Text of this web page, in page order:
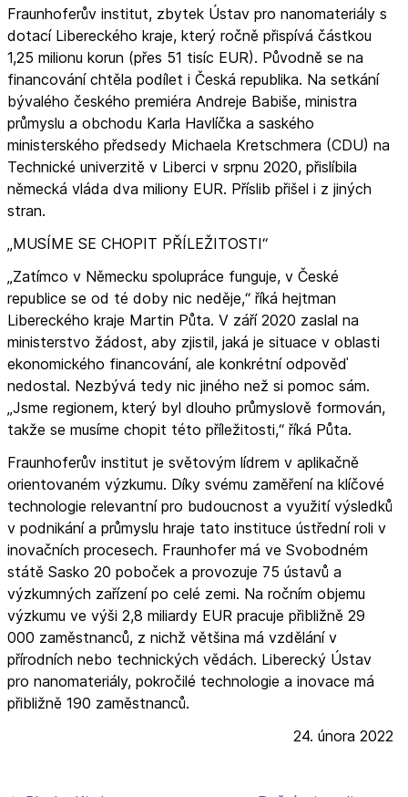
Fraunhoferův institut, zbytek Ústav pro nanomateriály s
dotací Libereckého kraje, který ročně přispívá částkou
1,25 milionu korun (přes 51 tisíc EUR). Původně se na
financování chtěla podílet i Česká republika. Na setkání
bývalého českého premiéra Andreje Babiše, ministra
průmyslu a obchodu Karla Havlíčka a saského
ministerského předsedy Michaela Kretschmera (CDU) na
Technické univerzitě v Liberci v srpnu 2020, přislíbila
německá vláda dva miliony EUR. Příslib přišel i z jiných
stran.
„MUSÍME SE CHOPIT PŘÍLEŽITOSTI“
„Zatímco v Německu spolupráce funguje, v České
republice se od té doby nic neděje,“ říká hejtman
Libereckého kraje Martin Půta. V září 2020 zaslal na
ministerstvo žádost, aby zjistil, jaká je situace v oblasti
ekonomického financování, ale konkrétní odpověď
nedostal. Nezbývá tedy nic jiného než si pomoc sám.
„Jsme regionem, který byl dlouho průmyslově formován,
takže se musíme chopit této příležitosti,“ říká Půta.
Fraunhoferův institut je světovým lídrem v aplikačně
orientovaném výzkumu. Díky svému zaměření na klíčové
technologie relevantní pro budoucnost a využití výsledků
v podnikání a průmyslu hraje tato instituce ústřední roli v
inovačních procesech. Fraunhofer má ve Svobodném
státě Sasko 20 poboček a provozuje 75 ústavů a
výzkumných zařízení po celé zemi. Na ročním objemu
výzkumu ve výši 2,8 miliardy EUR pracuje přibližně 29
000 zaměstnanců, z nichž většina má vzdělání v
přírodních nebo technických vědách. Liberecký Ústav
pro nanomateriály, pokročilé technologie a inovace má
přibližně 190 zaměstnanců.
24. února 2022